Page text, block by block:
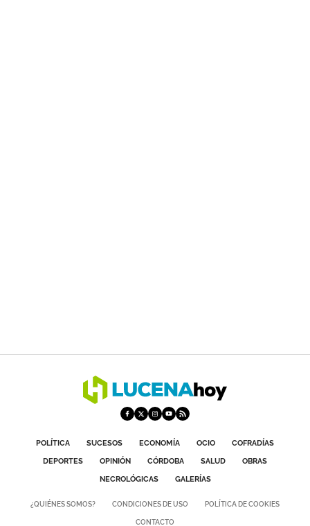
POLÍTICA SUCESOS ECONOMÍA OCIO
COFRADÍAS
DEPORTES
OPINIÓN CÓRDOBA SALUD
OBRAS
NECROLÓGICAS
GALERÍAS
¿QUIÉNES SOMOS? CONDICIONES DE USO POLÍTICA DE COOKIES
CONTACTO